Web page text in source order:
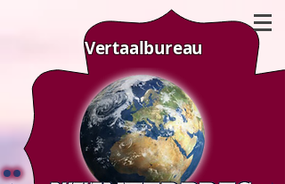
Vertaalbureau